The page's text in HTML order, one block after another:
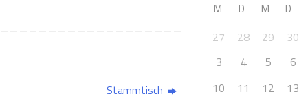
Stammtisch
M D M D
27 28 29 30
3
4 5 6
10
11 12 13